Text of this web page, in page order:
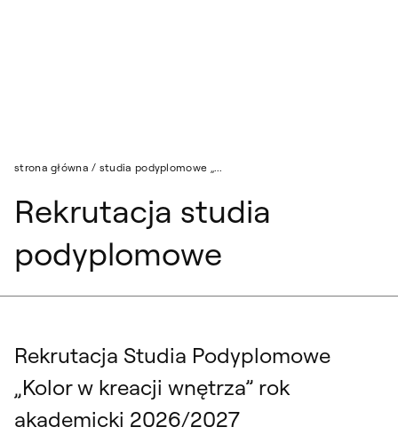
strona główna / studia podyplomowe „...
Rekrutacja studia
podyplomowe
Rekrutacja Studia Podyplomowe
„Kolor w kreacji wnętrza” rok
akademicki 2026/2027